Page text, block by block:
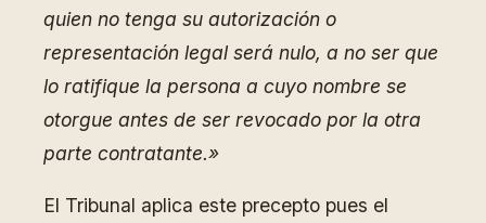
quien no tenga su autorización o
representación legal será nulo, a no ser que
lo ratifique la persona a cuyo nombre se
otorgue antes de ser revocado por la otra
parte contratante.»
El Tribunal aplica este precepto pues el